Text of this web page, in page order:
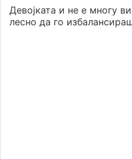
Девојката и не е многу
лесно да го